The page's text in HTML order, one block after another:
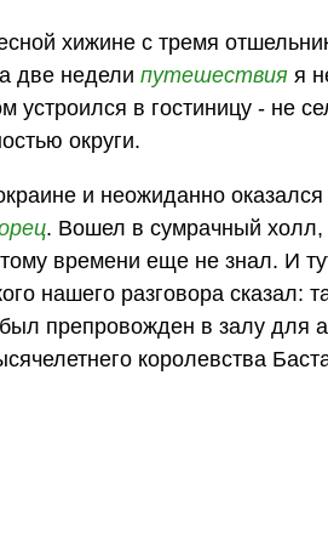
хижине с тремя
две неделипутешествия я
устроился в гостиницу - не
округи.
и неожиданно
. Вошел в сумрачный холл,
времени еще не знал. И
нашего разговора сказал:
препровожден в залу для
королевства